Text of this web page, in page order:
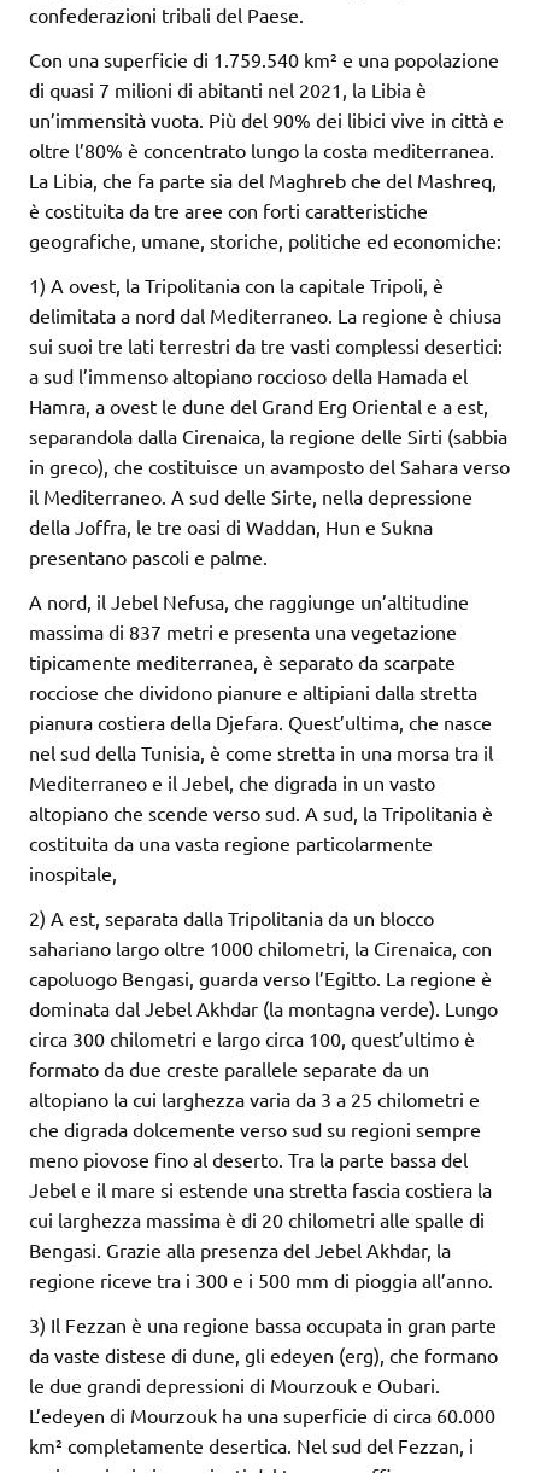
confederazioni tribali del Paese.
Con una superficie di 1.759.540 km² e una popolazione
di quasi 7 milioni di abitanti nel 2021, la Libia è
un’immensità vuota. Più del 90% dei libici vive in città e
oltre l’80% è concentrato lungo la costa mediterranea.
La Libia, che fa parte sia del Maghreb che del Mashreq,
è costituita da tre aree con forti caratteristiche
geografiche, umane, storiche, politiche ed economiche:
1) A ovest, la Tripolitania con la capitale Tripoli, è
delimitata a nord dal Mediterraneo. La regione è chiusa
sui suoi tre lati terrestri da tre vasti complessi desertici:
a sud l’immenso altopiano roccioso della Hamada el
Hamra, a ovest le dune del Grand Erg Oriental e a est,
separandola dalla Cirenaica, la regione delle Sirti (sabbia
in greco), che costituisce un avamposto del Sahara verso
il Mediterraneo. A sud delle Sirte, nella depressione
della Joffra, le tre oasi di Waddan, Hun e Sukna
presentano pascoli e palme.
A nord, il Jebel Nefusa, che raggiunge un’altitudine
massima di 837 metri e presenta una vegetazione
tipicamente mediterranea, è separato da scarpate
rocciose che dividono pianure e altipiani dalla stretta
pianura costiera della Djefara. Quest’ultima, che nasce
nel sud della Tunisia, è come stretta in una morsa tra il
Mediterraneo e il Jebel, che digrada in un vasto
altopiano che scende verso sud. A sud, la Tripolitania è
costituita da una vasta regione particolarmente
inospitale,
2) A est, separata dalla Tripolitania da un blocco
sahariano largo oltre 1000 chilometri, la Cirenaica, con
capoluogo Bengasi, guarda verso l’Egitto. La regione è
dominata dal Jebel Akhdar (la montagna verde). Lungo
circa 300 chilometri e largo circa 100, quest’ultimo è
formato da due creste parallele separate da un
altopiano la cui larghezza varia da 3 a 25 chilometri e
che digrada dolcemente verso sud su regioni sempre
meno piovose fino al deserto. Tra la parte bassa del
Jebel e il mare si estende una stretta fascia costiera la
cui larghezza massima è di 20 chilometri alle spalle di
Bengasi. Grazie alla presenza del Jebel Akhdar, la
regione riceve tra i 300 e i 500 mm di pioggia all’anno.
3) Il Fezzan è una regione bassa occupata in gran parte
da vaste distese di dune, gli edeyen (erg), che formano
le due grandi depressioni di Mourzouk e Oubari.
L’edeyen di Mourzouk ha una superficie di circa 60.000
km² completamente desertica. Nel sud del Fezzan, i